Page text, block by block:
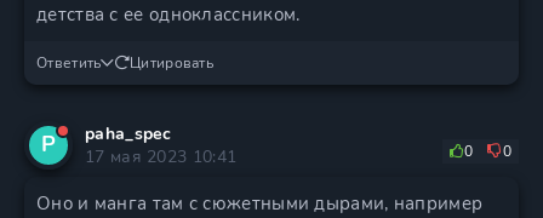
детства с ее одноклассником.
Ответить Цитировать
P
paha_spec
17 мая 2023 10:41
0 0
Оно и манга там с сюжетными дырами, например